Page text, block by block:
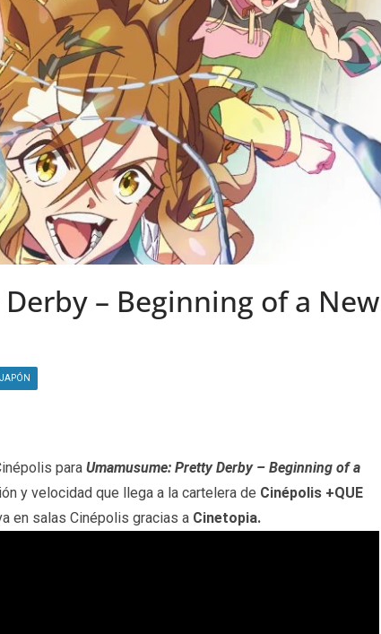
– Beginning of a New
JAPÓN
para Umamusume: Pretty Derby – Beginning of a
y velocidad que llega a la cartelera de Cinépolis +QUE
en salas Cinépolis gracias a Cinetopia.